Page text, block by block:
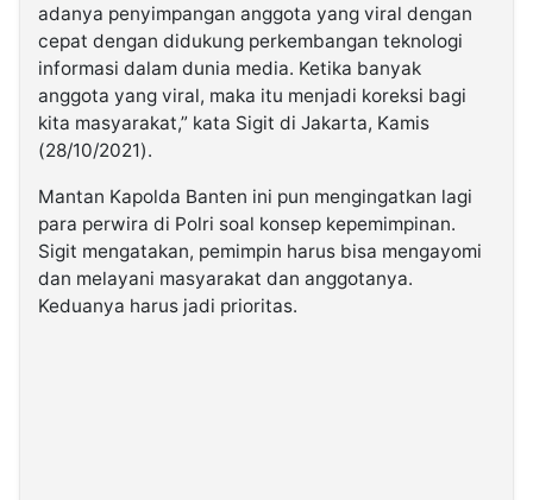
adanya penyimpangan anggota yang viral dengan
cepat dengan didukung perkembangan teknologi
informasi dalam dunia media. Ketika banyak
anggota yang viral, maka itu menjadi koreksi bagi
kita masyarakat,” kata Sigit di Jakarta, Kamis
(28/10/2021).
Mantan Kapolda Banten ini pun mengingatkan lagi
para perwira di Polri soal konsep kepemimpinan.
Sigit mengatakan, pemimpin harus bisa mengayomi
dan melayani masyarakat dan anggotanya.
Keduanya harus jadi prioritas.